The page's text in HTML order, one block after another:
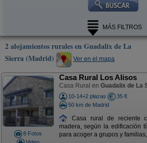
MÁS FILTROS
2 alojamientos rurales en Guadalix de La
Sierra (Madrid)
Ver en el mapa
8 Fotos
Casa Rural Los Alisos
Casa Rural en Guadalix de La
10-14+2 plazas
35 €
50 km de Madrid
Casa rural de reciente
madera, según la edificación
para acoger a grupos y